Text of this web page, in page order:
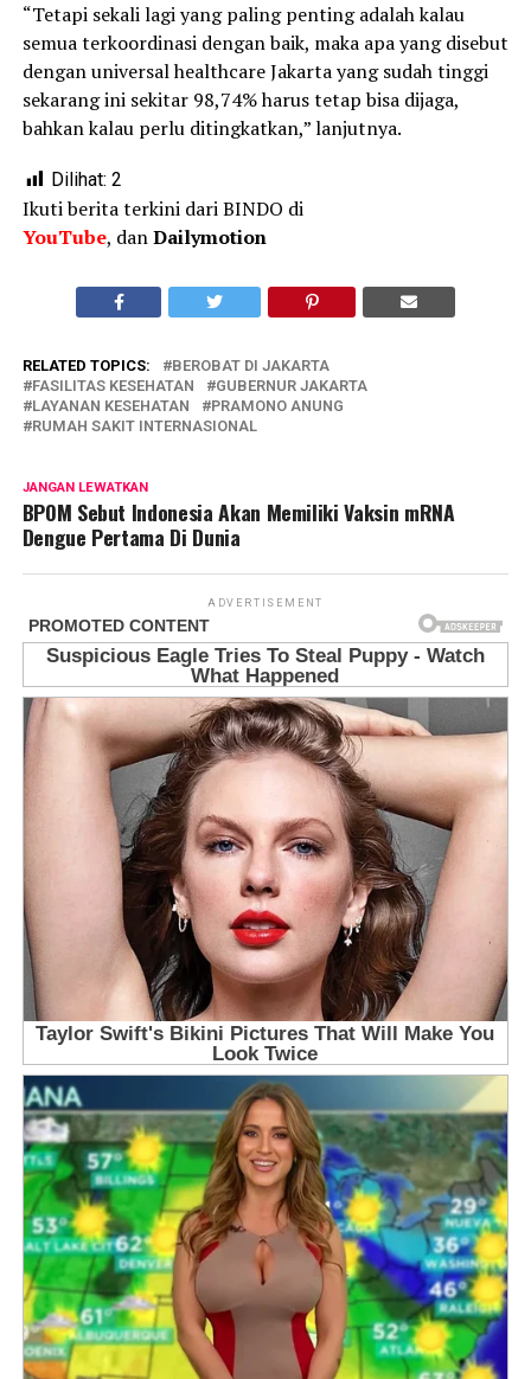
“Tetapi sekali lagi yang paling penting adalah kalau
semua terkoordinasi dengan baik, maka apa yang disebut
dengan universal healthcare Jakarta yang sudah tinggi
sekarang ini sekitar 98,74% harus tetap bisa dijaga,
bahkan kalau perlu ditingkatkan,” lanjutnya.
Dilihat: 2
Ikuti berita terkini dari BINDO di
YouTube, danDailymotion
RELATED TOPICS:
BEROBAT DI JAKARTA
FASILITAS KESEHATAN
GUBERNUR JAKARTA
LAYANAN KESEHATAN
PRAMONO ANUNG
RUMAH SAKIT INTERNASIONAL
JANGAN LEWATKAN
BPOM Sebut Indonesia Akan Memiliki Vaksin mRNA
Dengue Pertama Di Dunia
ADVERTISEMENT